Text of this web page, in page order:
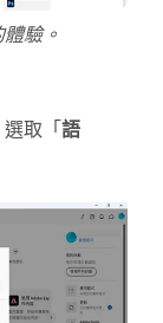
驗。
取「 語